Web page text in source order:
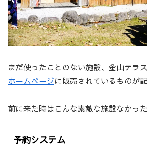
まだ使ったことのない施設、金山テラス
ホームページに販売されているものが
前に来た時はこんな素敵な施設なかっ
予約システム